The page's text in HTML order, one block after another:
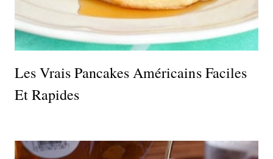
Les Vrais Pancakes Américains Faciles
Et Rapides